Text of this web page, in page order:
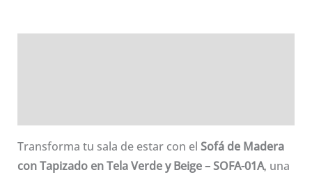
01A
Transforma tu sala de estar con el Sofá de Madera
con Tapizado en Tela Verde y Beige – SOFA-01A, una